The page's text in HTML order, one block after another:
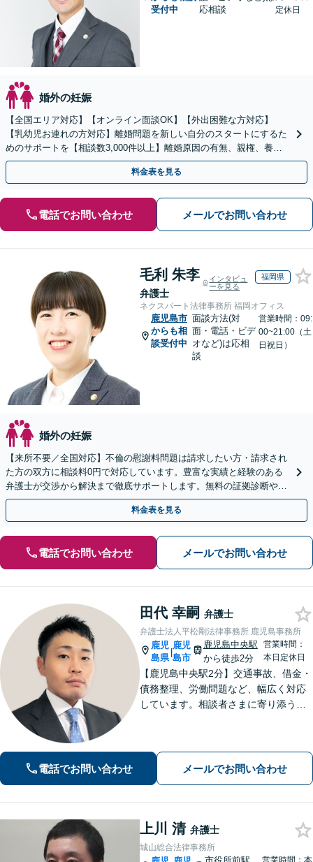
受付中
応相談
定休日
婚外の妊娠
【全国エリア対応】【オンライン面談OK】【外出困難な方対応】
【乳幼児お連れの方対応】離婚問題を新しい自分のスタートにするた
めのサポートを【相談数3,000件以上】離婚原因の有無、親権、養育
費、財産分与、慰謝料請求【夜間・休日相談可】
料金表を見る
電話でお問い合わせ メールでお問い合わせ
毛利 朱李
弁護士
インタビュ
ーを見る
福岡県
ネクスパート法律事務所 福岡オフィス
鹿児島市
からも相
談受付中
面談方法(対
面・電話・ビデ
オなど)は応相
談
営業時間：09:
00~21:00（土
日祝日）
婚外の妊娠
【来所不要／全国対応】不倫の慰謝料問題は請求したい方・請求され
た方の双方に相談料0円で対応しています。豊富な実績と経験のある
弁護士が交渉から解決まで徹底サポートします。無料の証拠診断や着
手金の返還保証もありますので安心してご相談ください。
料金表を見る
電話でお問い合わせ メールでお問い合わせ
田代 幸嗣 弁護士
弁護士法人平松剛法律事務所 鹿児島事務所
鹿児
島県
|
鹿児
島市
鹿児島中央駅
から徒歩2分
営業時間：
本日定休日
【鹿児島中央駅2分】交通事故、借金・
債務整理、労働問題など、幅広く対応
しています。相談者さまに寄り添うこ
ください。【弁護士歴10年以上】
電話でお問い合わせ メールでお問い合わせ
上川 清 弁護士
城山総合法律事務所
営業時間：本